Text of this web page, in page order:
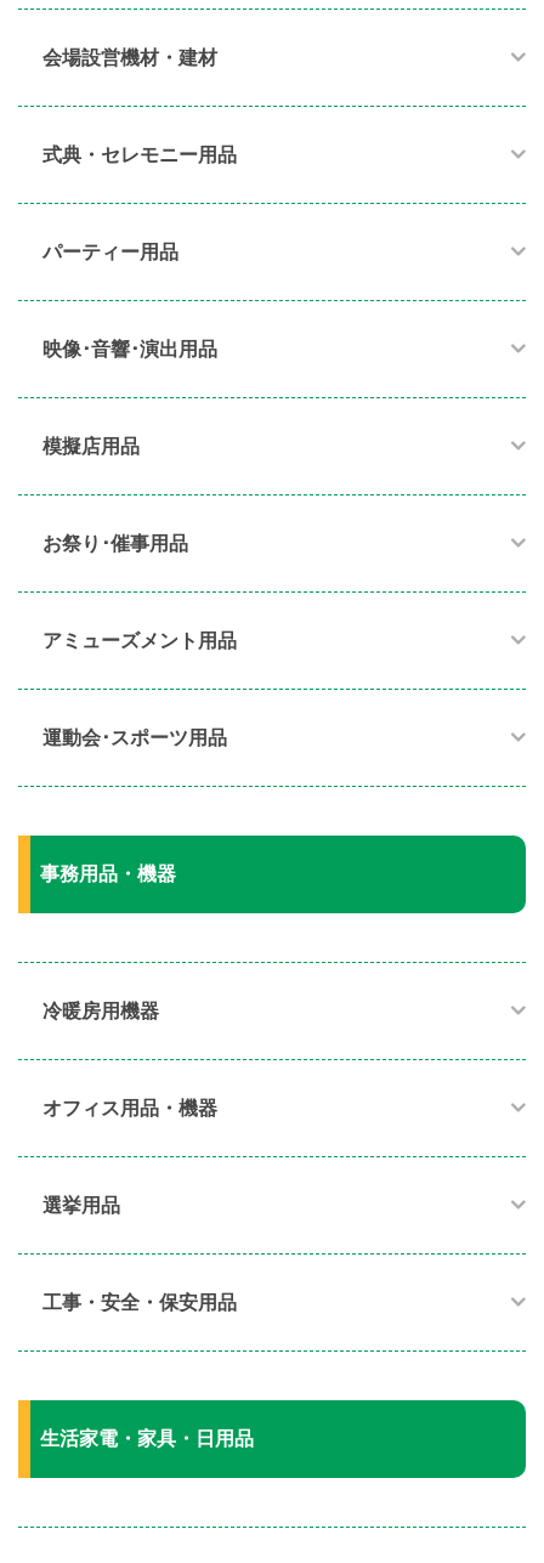
会場設営機材・建材
式典・セレモニー用品
パーティー用品​
映像･音響･演出用品​
模擬店用品​
お祭り･催事用品​
アミューズメント用品​
運動会･スポーツ用品​
事務用品・機器
冷暖房用機器​
オフィス用品・機器​
選挙用品
工事・安全・保安用品
生活家電・家具・日用品